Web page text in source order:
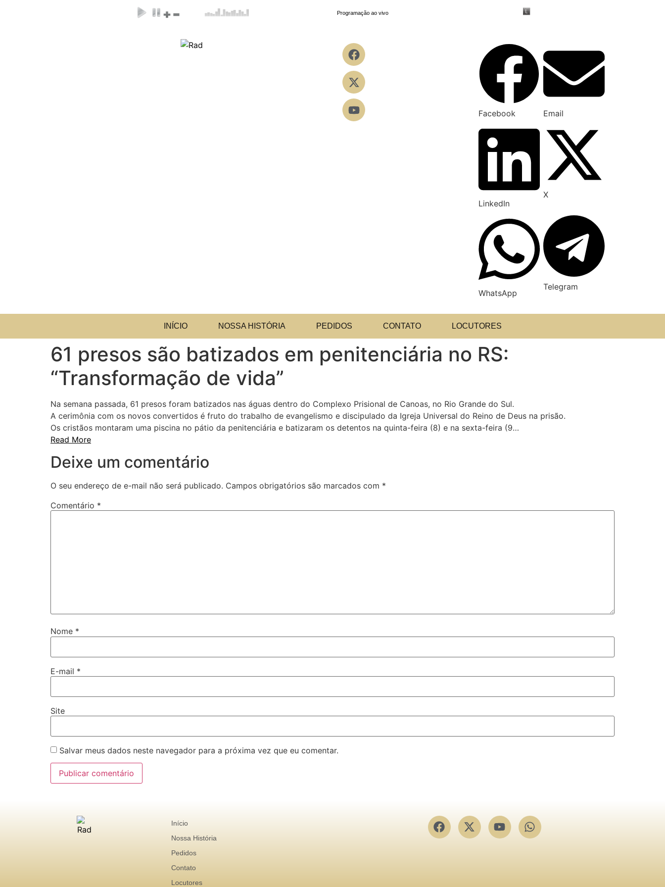
Facebook Email
LinkedIn
X
WhatsApp
Telegram
INÍCIO NOSSA HISTÓRIA PEDIDOS CONTATO LOCUTORES
61 presos são batizados em penitenciária no RS:
“Transformação de vida”
Na semana passada, 61 presos foram batizados nas águas dentro do Complexo Prisional de Canoas, no Rio Grande do Sul.
A cerimônia com os novos convertidos é fruto do trabalho de evangelismo e discipulado da Igreja Universal do Reino de Deus na prisão.
Os cristãos montaram uma piscina no pátio da penitenciária e batizaram os detentos na quinta-feira (8) e na sexta-feira (9…
Read More
Deixe um comentário
O seu endereço de e-mail não será publicado. Campos obrigatórios são marcados com *
Comentário *
Nome *
E-mail *
Site
Salvar meus dados neste navegador para a próxima vez que eu comentar.
Início
Nossa História
Pedidos
Contato
Locutores